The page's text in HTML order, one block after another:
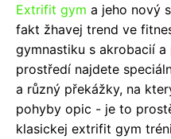
Extrifit gym a jeho nový
fakt žhavej trend ve
gymnastiku s akrobacií
prostředí najdete
a různý překážky, na
pohyby opic - je to
klasickej extrifit gym